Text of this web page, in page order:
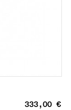
333,00 €